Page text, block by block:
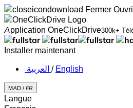
Fermer
Application OneClickDrive300k+
Installer maintenant
‏العربية ‏ / English
MAD / FR
Langue